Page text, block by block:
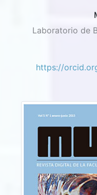
Laboratorio de
https://